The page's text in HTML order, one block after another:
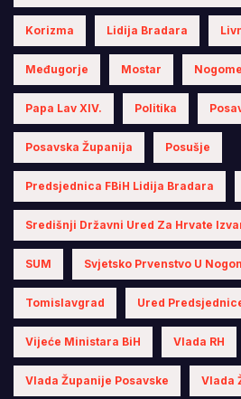
Korizma Lidija Bradara
Međugorje Mostar
Papa Lav XIV. Politika
Posavska Županija Posušje
Predsjednica FBiH Lidija Bradara
Središnji Državni Ured Za Hrvate
SUM Svjetsko Prvenstvo U
Tomislavgrad Ured
Vijeće Ministara BiH Vlada RH
Vlada Županije Posavske Vlada